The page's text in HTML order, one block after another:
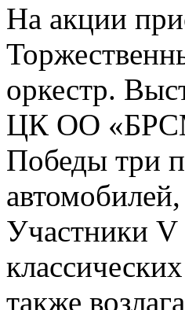
На акции
оркестр.
ЦК ОО
Победы три
Участники V
также